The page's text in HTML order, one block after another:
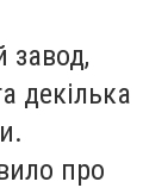
завод,
декілька
про